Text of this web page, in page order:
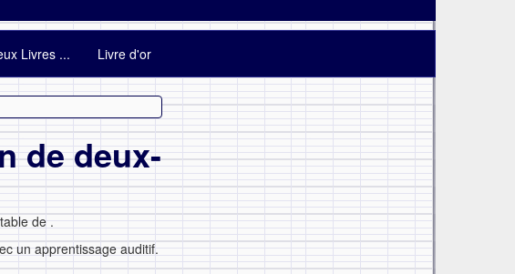
Livres ... Livre d'or
de deux-
de .
un apprentissage auditif.